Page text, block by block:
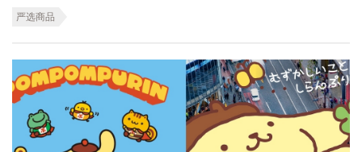
严选商品